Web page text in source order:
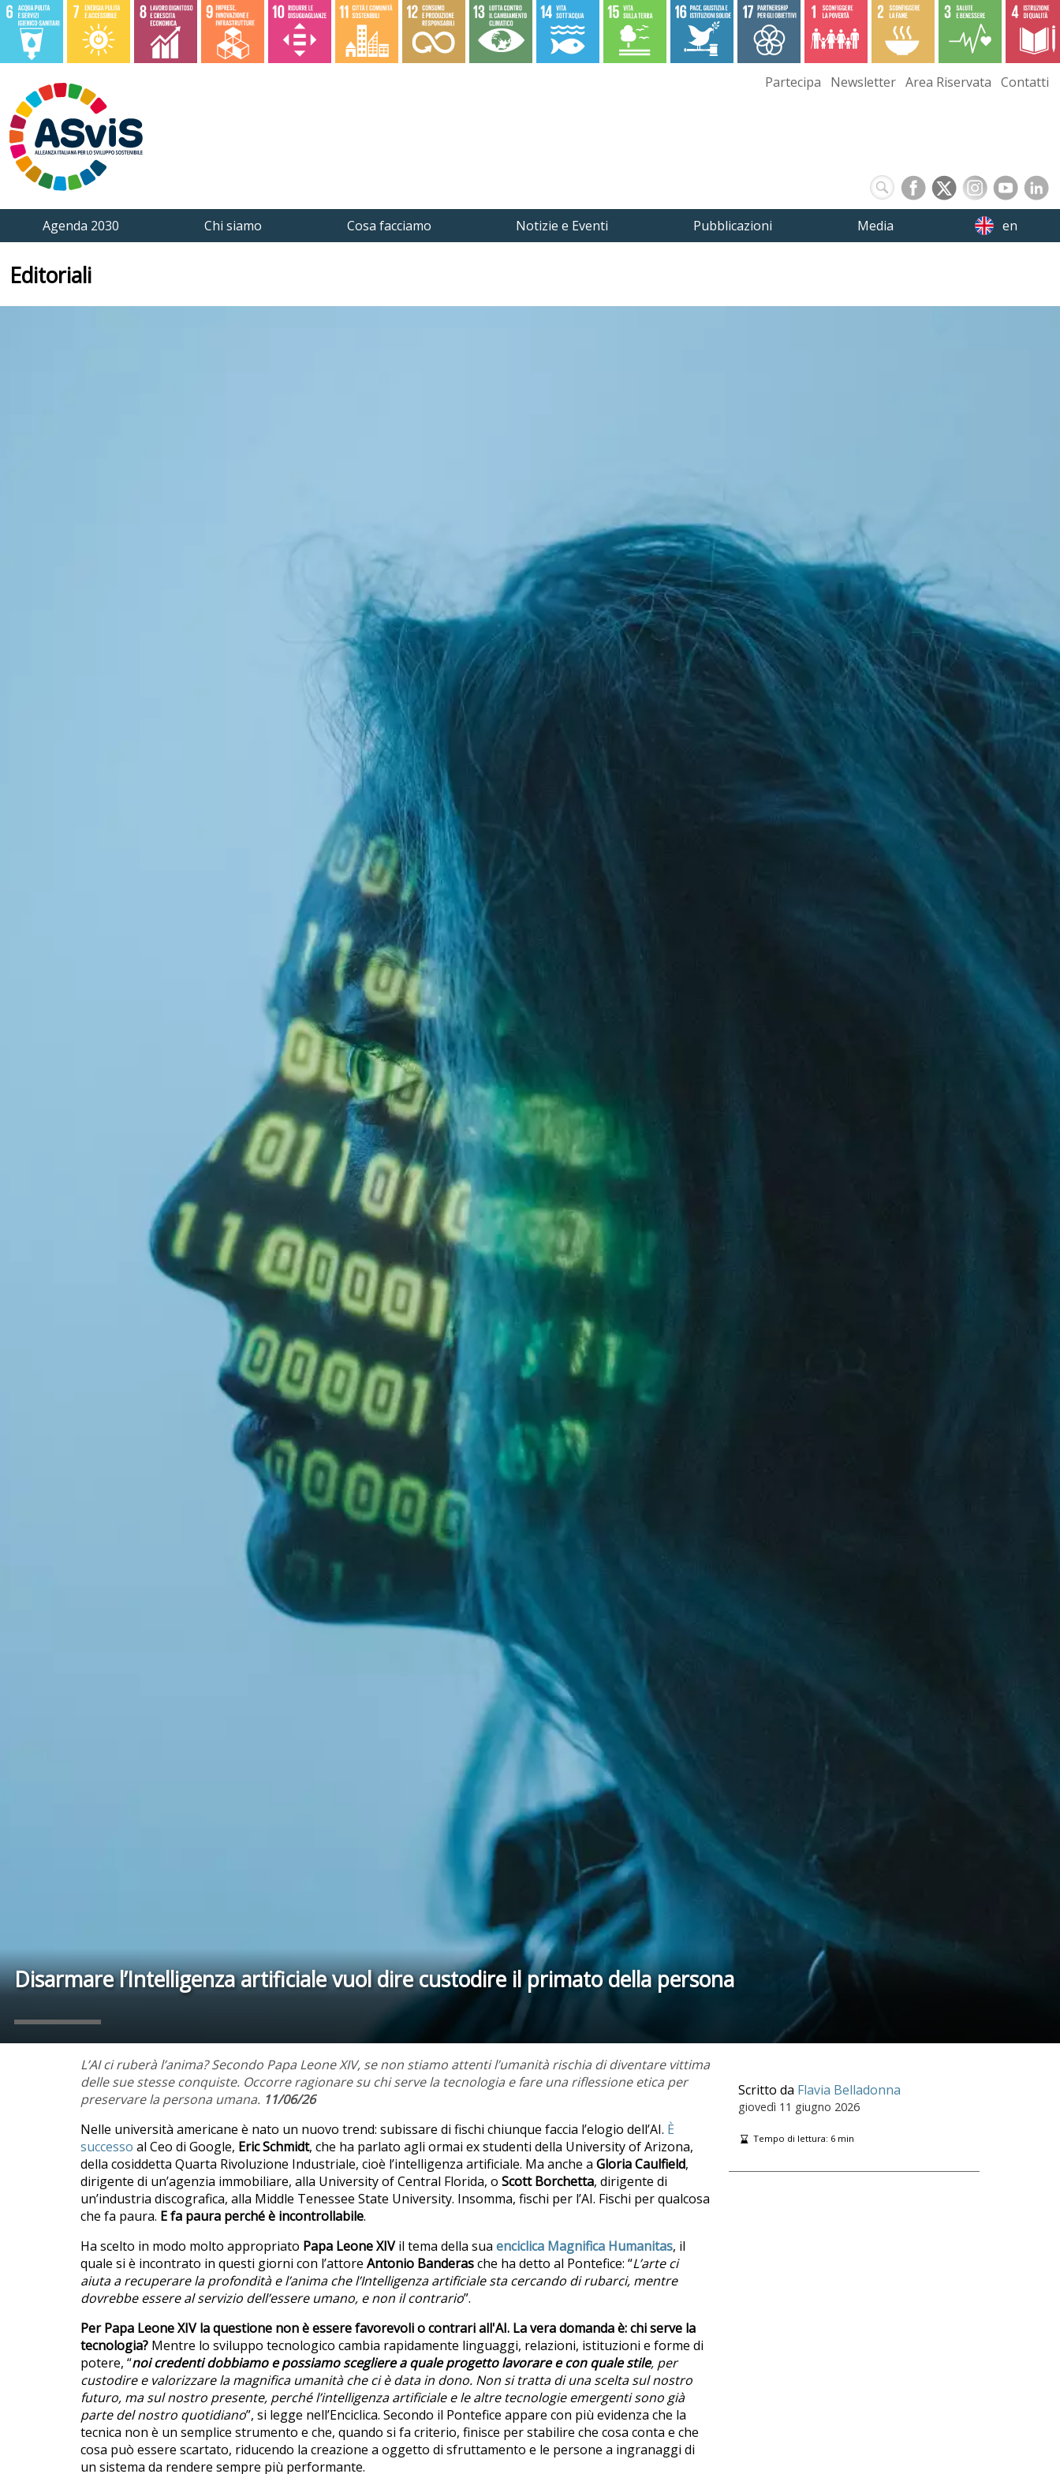
Partecipa Newsletter Area Riservata Contatti
Agenda 2030 Chi siamo Cosa facciamo Notizie e Eventi Pubblicazioni Media en
Editoriali
Disarmare l’Intelligenza artificiale vuol dire custodire il primato della persona
L’AI ci ruberà l’anima? Secondo Papa Leone XIV, se non stiamo attenti l’umanità rischia di diventare vittima
delle sue stesse conquiste. Occorre ragionare su chi serve la tecnologia e fare una riflessione etica per
preservare la persona umana. 11/06/26
Nelle università americane è nato un nuovo trend: subissare di fischi chiunque faccia l’elogio dell’AI. È
successo al Ceo di Google, Eric Schmidt, che ha parlato agli ormai ex studenti della University of Arizona,
della cosiddetta Quarta Rivoluzione Industriale, cioè l’intelligenza artificiale. Ma anche a Gloria Caulfield,
dirigente di un’agenzia immobiliare, alla University of Central Florida, o Scott Borchetta, dirigente di
un’industria discografica, alla Middle Tenessee State University. Insomma, fischi per l’AI. Fischi per qualcosa
che fa paura. Efa paura perché è incontrollabile.
Ha scelto in modo molto appropriato Papa Leone XIVil tema della sua enciclica Magnifica Humanitas, il
quale si è incontrato in questi giorni con l’attore Antonio Banderasche ha detto al Pontefice: “L’arte ci
aiuta a recuperare la profondità e l’anima che l’Intelligenza artificiale sta cercando di rubarci, mentre
dovrebbe essere al servizio dell’essere umano, e non il contrario”.
Per Papa Leone XIV la questione non è essere favorevoli o contrari all'AI. La vera domanda è:chi serve la
tecnologia? Mentre lo sviluppo tecnologico cambia rapidamente linguaggi, relazioni, istituzioni e forme di
potere, “noi credenti dobbiamo e possiamo scegliere a quale progetto lavorare e con quale stile, per
custodire e valorizzare la magnifica umanità che ci è data in dono. Non si tratta di una scelta sul nostro
futuro, ma sul nostro presente, perché l’intelligenza artificiale e le altre tecnologie emergenti sono già
parte del nostro quotidiano”, si legge nell’Enciclica. Secondo il Pontefice appare con più evidenza che la
tecnica non è un semplice strumento e che, quando si fa criterio, finisce per stabilire che cosa conta e che
cosa può essere scartato, riducendo la creazione a oggetto di sfruttamento e le persone a ingranaggi di
un sistema da rendere sempre più performante.
Scritto da Flavia Belladonna
giovedì 11 giugno 2026
Tempo di lettura: 6min